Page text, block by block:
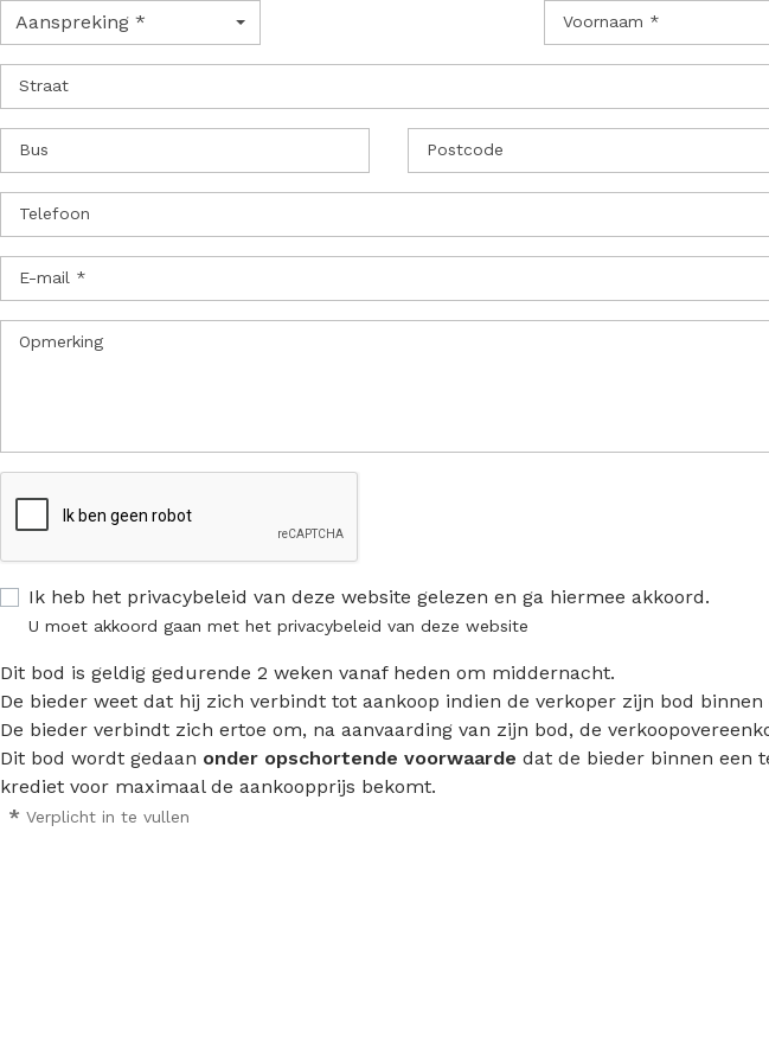
Aanspreking * Voornaam *
Straat
Bus Postcode
Telefoon
E-mail *
Opmerking
Ik heb het privacybeleid van deze website gelezen en ga hiermee akkoord.
U moet akkoord gaan met het privacybeleid van deze website
Dit bod is geldig gedurende 2 weken vanaf heden om middernacht.
De bieder weet dat hij zich verbindt tot aankoop indien de verkoper zijn bod
De bieder verbindt zich ertoe om, na aanvaarding van zijn bod, de
Dit bod wordt gedaan onder opschortende voorwaarde dat de bieder binnen een
krediet voor maximaal de aankoopprijs bekomt.
* Verplicht in te vullen